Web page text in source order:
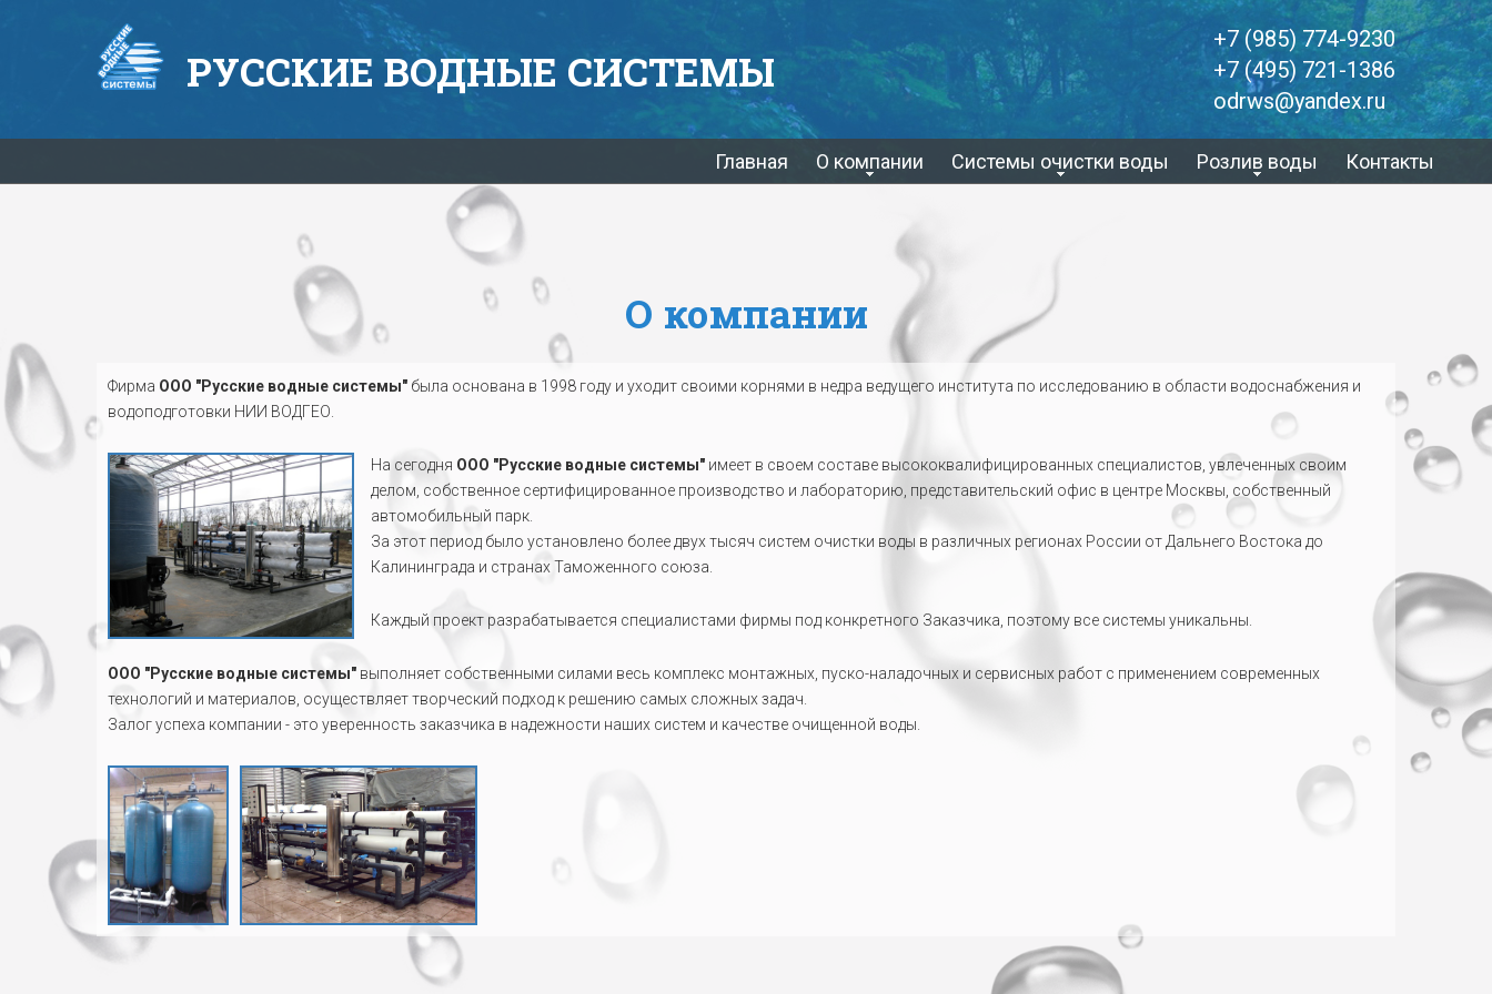
+7 (985) 774-9230
+7 (495) 721-1386
odrws@yandex.ru
РУССКИЕВОДНЫЕ СИСТЕМЫ
Главная О компании Системы очистки воды Розлив воды Контакты
О компании
Фирма ООО "Русские водные системы" была основана в 1998 году и уходит своими корнями в недра ведущего института по исследованию в области водоснабжения и
водоподготовки НИИ ВОДГЕО.
На сегодня ООО "Русские водные системы" имеет в своем составе высококвалифицированных специалистов, увлеченных своим
делом, собственное сертифицированное производство и лабораторию, представительский офис в центре Москвы, собственный
автомобильный парк.
За этот период было установлено более двух тысяч систем очистки воды в различных регионах России от Дальнего Востока до
Калининграда и странах Таможенного союза.
Каждый проект разрабатывается специалистами фирмы под конкретного Заказчика, поэтому все системы уникальны.
ООО "Русские водные системы" выполняет собственными силами весь комплекс монтажных, пуско-наладочных и сервисных работ с применением современных
технологий и материалов, осуществляет творческий подход к решению самых сложных задач.
Залог успеха компании - это уверенность заказчика в надежности наших систем и качестве очищенной воды.